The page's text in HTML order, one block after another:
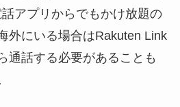
アプリからでもかけ放題の
外にいる場合はRakuten Link
通話する必要があることも